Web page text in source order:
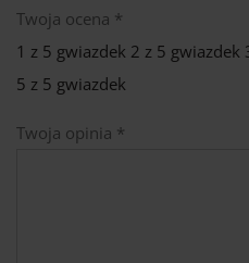
Twoja ocena *
1 z 5 gwiazdek 2 z 5 gwiazdek
5 z 5 gwiazdek
Twoja opinia *